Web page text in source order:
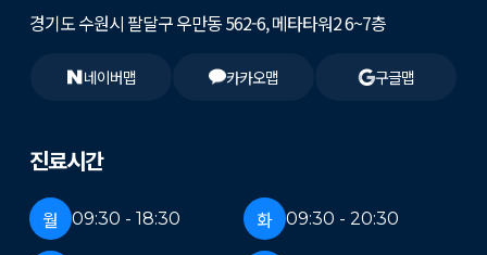
진료시간
월 09:30 - 18:30 화 09:30 - 20:30
경기도 수원시 팔달구 우만동 562-6, 메타타워2 6~7층
네이버맵 카카오맵 구글맵